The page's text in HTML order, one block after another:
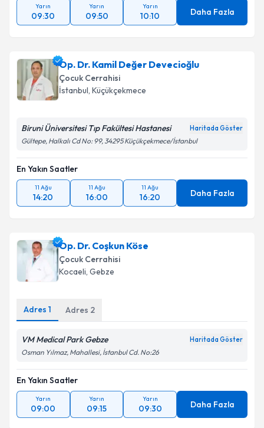
Yarın
09:30
Yarın
09:50
Yarın
10:10 Daha Fazla
Op. Dr. Kamil Değer Devecioğlu
Çocuk Cerrahisi
İstanbul, Küçükçekmece
Biruni Üniversitesi Tıp Fakültesi Hastanesi Haritada Göster
Gültepe, Halkalı Cd No: 99, 34295 Küçükçekmece/İstanbul
En Yakın Saatler
11 Ağu
14:20
11 Ağu
16:00
11 Ağu
16:20 Daha Fazla
Op. Dr. Coşkun Köse
Çocuk Cerrahisi
Kocaeli, Gebze
Adres 1 Adres 2
VM Medical Park Gebze Haritada Göster
Osman Yılmaz, Mahallesi, İstanbul Cd. No:26
En Yakın Saatler
Yarın
09:00
Yarın
09:15
Yarın
09:30 Daha Fazla